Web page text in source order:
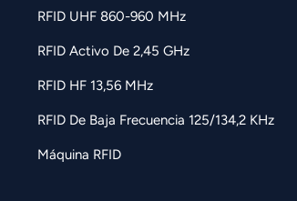
RFID UHF 860-960 MHz
RFID Activo De 2,45 GHz
RFID HF 13,56 MHz
RFID De Baja Frecuencia 125/134,2 KHz
Máquina RFID